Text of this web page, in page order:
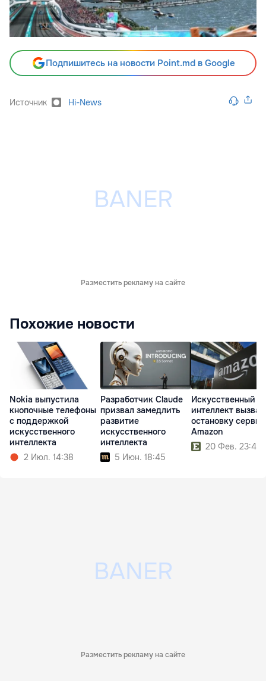
Подпишитесь на новости Point.md в Google
Источник Hi-News
Разместить рекламу на сайте
Похожие новости
Nokia выпустила
кнопочные телефоны
с поддержкой
искусственного
интеллекта
2 Июл. 14:38
Разработчик Claude
призвал замедлить
развитие
искусственного
интеллекта
5 Июн. 18:45
Искусственный
интеллект вызвал
остановку
Amazon
20 Фев. 23:40
Разместить рекламу на сайте